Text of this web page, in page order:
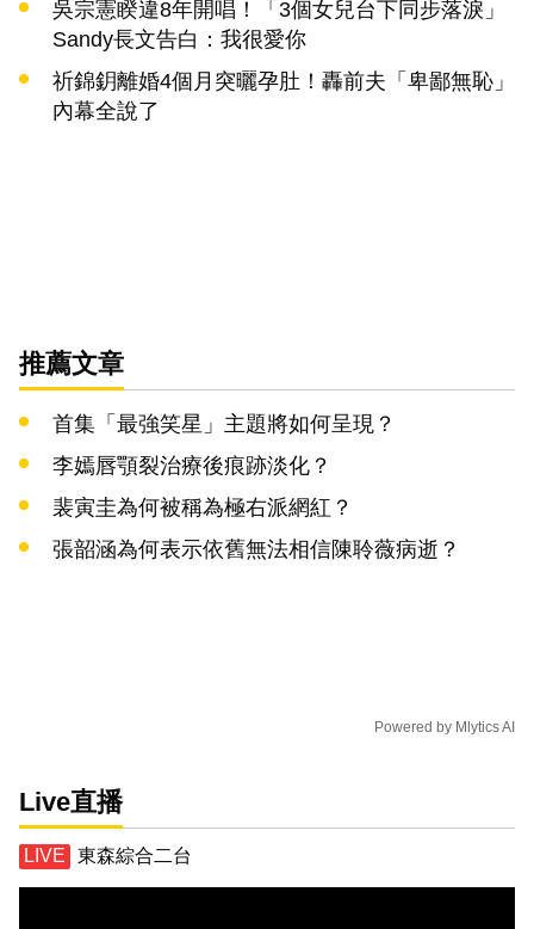
吳宗憲睽違8年開唱！「3個女兒台下同步落淚」
Sandy長文告白：我很愛你
祈錦鈅離婚4個月突曬孕肚！轟前夫「卑鄙無恥」
內幕全說了
推薦文章
首集「最強笑星」主題將如何呈現？
李嫣唇顎裂治療後痕跡淡化？
裴寅圭為何被稱為極右派網紅？
張韶涵為何表示依舊無法相信陳聆薇病逝？
Powered by Mlytics AI
Live直播
東森綜合二台